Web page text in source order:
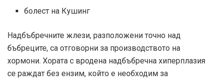
болест на Кушинг
Надбъбречните жлези, разположени точно над
бъбреците, са отговорни за производството на
хормони. Хората с вродена надбъбречна хиперплазия
се раждат без ензим, който е необходим за